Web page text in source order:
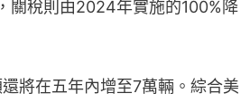
關稅則由2024年實施的100%降
將在五年內增至7萬輛。綜合美